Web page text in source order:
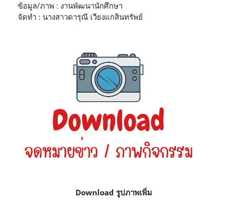
ข้อมูล/ภาพ : งานพัฒนานักศึกษา
จัดทำ : นางสาวดารุณี เวียงแกสินทรัพย์
Download รูปภาพเพิ่ม